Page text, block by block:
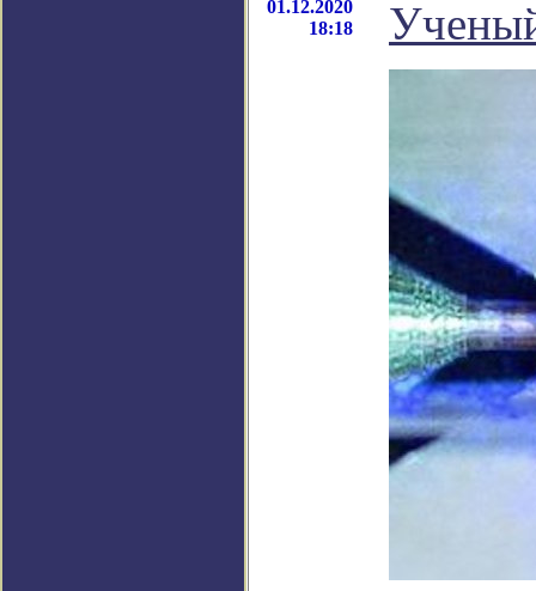
01.12.2020
18:18